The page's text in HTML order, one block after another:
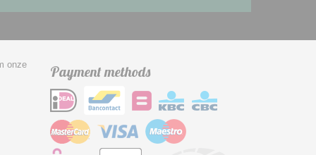
onze
Payment methods